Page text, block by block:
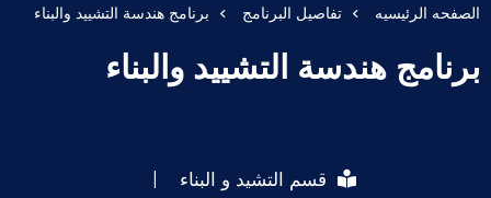
عن الأكاديمية
النقل البحري
الدراسات الأكاديمية
الصفحه الرئيسيه تفاصيل البرنامج برنامج هندسة التشييد والبناء
برنامج هندسة التشييد والبناء
قسم التشيد و البناء